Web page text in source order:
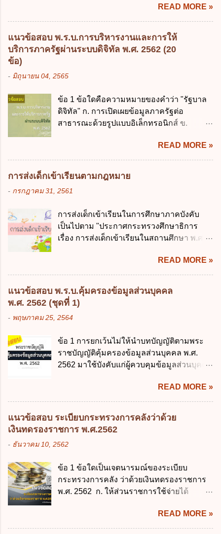
ประมาณ พ.ศ. 2561 2. นายกรัฐมนตรีเป็นผู้
รักษาการตามพระราช บัญญัติวิธีการงบ
ประมาณ พ.ศ. 2561 3. รัฐมนตรีว่าการ
กระทรวงการคลัง เป็นผู้รักษาการตามพระ
โปร่งใสและตรวจสอบได้ ข้อ 4. พระราช
บัญญัติวิธีการงบประมาณ พ.ศ. 2561 บัญญัติ
ให้การบริหา...
เศรษฐกิจ ค. หลักการพัฒนาทางเศรษฐกิจ
อย่างยั่งยืน ง. หลักความเป็นธรรมในสังคม ข้อ
2 สัดส่วนหนี้สาธารณะต่อผลิตภัณฑ์มวลรวม
ในประเทศเพื่อใช้เป็นกรอบในการบริหารหนี้
สาธารณะเป็นไปตามข้อใด ก. ไม่เกินร้อยละ 5
เกินร้อยละ 60 ข้อ 3 กฎหมายว่าด้วยวินัยการ
กฎหมายที่ให้จัดเก็บภาษีอากรหรือค่า
ธรรมเนียมเพิ่มขึ้นจากที่กำหนดไว้ในกฎหมาย
เพื่อการนำไปใช้จ่ายตามวัตถุประสงค์หรือเพื่อ
ข้อใด ก. เป็นไปตามความต้องการของชุมชน
ข. เพื่อป็นรายได้ขององค์กรปกครองส่วนท้อง
ถิ่น ค. มีเหตุจำเป็นหรือเหตุฉุกเฉินที่มิอาจหลีก
ปานกลางที่คณะรัฐมนตรีเห็นชอบแล้วไปใช้
ประกอบการพิจารณาในเรื่องต่อไปนี้ ยกเว้น
ข้อใด ก. การจัดเก็บหรือหารายได้ ข. การ
READ MORE »
แนวข้อสอบ พ.ร.บ.การบริหารงานและการให้
บริการภาครัฐผ่านระบบดิจิทัล พ.ศ. 2562 (20
ข้อ)
- มิถุนายน 04, 2565
ข้อ 1 ข้อใดคือความหมายของคำว่า "รัฐบาล
ดิจิทัล" ก. การเปิดเผยข้อมูลภาครัฐต่อ
สาธารณะด้วยรูปแบบอิเล็กทรอนิกส์ ข.
การบริหารงาน การให้บริการ การบูรณาการ
ข้อมูลภาครัฐ ค. วิธีการนำสัญลักษณ์ศูนย์และ
หนึ่ง เพื่อใช้สร้างระบบต่าง ๆ ง. สำนักงาน
พัฒนารัฐบาลดิจิทัล (องค์การมหาชน) ข้อ 2
การบริหารงานภาครัฐและการจัดทำบริการ
ดังต่อไปนี้ ยกเว้น ข้อใด ก. ให้มีการใช้ระบบ
ดิจิทัลอย่างคุ้มค่าและเต็มศักยภาพ ข. พัฒนา
โครงสร้างพื้นฐานด้านดิจิทัลที่จำเป็นให้เป็นไป
เครือข่ายดิจิทัล ง. เพิ่มประสิทธิภาคในการใช้
จ่ายงบประมาณให้เกิดความคุ้มค่าและเป็นไป
ตามเป้าหมาย ข้อ 3 ข้อใดกล่าวได้ถูกต้องที่สุด
เกี่ยวกับ "แผนพัฒนารัฐบาลดิจิทัล" ก. เป็นธร
รับผิดชอบในการบริหารจัดการข้อมูลของ
หน่วยงานของรัฐ ง. กำหนดกรอบและทิศทาง
การบริหารงานภาครัฐและการจัดทำบริการ
สาธารณะในรูปแบบดิจิทัล ข้อ 4 กรรมการ
พัฒนารัฐบาลดิจิทัลโดยตำแหน่ง ม...
READ MORE »
การส่งเด็กเข้าเรียนตามกฎหมาย
- กรกฎาคม 31, 2561
การส่งเด็กเข้าเรียนในการศึกษาภาคบังคับ
เป็นไปตาม "ประกาศกระทรวงศึกษาธิการ
เรื่อง การส่งเด็กเข้าเรียนในสถานศึกษา พ.ศ.
เรื่อง หลักเกณฑ์และวิธีการปฏิบัติสำหรับผู้ที่
มิใช่ผู้ปกครองซึ่งมีเด็กที่มีอายุในเกณฑ์การ
ศึกษาภาคบังคับอาศัยอยู่" ออกตามความใน
พระราชบัญญัติการศึกษาภาคบังคับ พ.ศ.
2545 ซึ่งเป็นกฎหมายที่มีโทษทางอาญา โดย
มีสาระสำคัญดังนี้ 1. คำว่า "เด็ก" หมายถึง เด็ก
เว้นแต่เด็กที่สอบได้ชั้นปีที่ 9 ของการศึกษา
ภาคบังคับแล้ว 2. ผู้ปกครอง คือ 2.1 บิดา
มารดา 2.2 บิดาหรือมารดา ซึ่งเป็นผู้ใช้
กฎหมายแพ่งและพาณิชย์ 2.4 บุคคลที่เด็ก
อยู่ด้วยเป็นประจำหรือที่เด็กอยู่รับใช้การงาน
3. ผู้ปกครองดังกล่าว มีหน้าที่ ส่งเด็กเข้าเรียน
ในสถานศึกษาในวันแรกของการเปิดเรียนภาค
การเปิดเรียนภาคต้น ถ้าสถานศึกษายังมิไ...
READ MORE »
แนวข้อสอบ พ.ร.บ.คุ้มครองข้อมูลส่วนบุคคล
พ.ศ. 2562 (ชุดที่ 1)
- พฤษภาคม 25, 2564
ข้อ 1 การยกเว้นไม่ให้นำบทบัญญัติตามพระ
ราชบัญญัติคุ้มครองข้อมูลส่วนบุคคล พ.ศ.
2562 มาใช้บังคับแก่ผู้ควบคุมข้อมูลส่วนบุคคล
ข. พระราชกำหนด ค. พระราชกฤษฎีกา ง. กฎ
กระทรวง ข้อ 2 กฎหมายตามข้อ 1 กำหนด
หน่วยงานและกิจการใดที่ผู้ควบคุมข้อมูลส่วน
รัฐทุกแห่ง ข. กิจการด้านการศึกษา ค. กิจการ
ข้อ 3 โดยหลัก ทั่วไป พระราชบัญญัติคุ้มครอง
ข้อมูลส่วนบุคคล พ.ศ. 2562 ใช้บังคับตั้งแต่วัน
ใด ก. 26 พฤษภาคม 2562 ข. 27 พฤษภาคม
พฤษภาคม 2562 ข้อ 4 "บุคคลหรือนิติบุคคล
ซึ่งมีอำนาจหน้าที่ตัดสินใจเกี่ยวกับการเก็บ
READ MORE »
แนวข้อสอบ ระเบียบกระทรวงการคลังว่าด้วย
เงินทดรองราชการ พ.ศ.2562
- ธันวาคม 10, 2562
ข้อ 1 ข้อใดเป็นเจตนารมณ์ของระเบียบ
กระทรวงการคลัง ว่าด้วยเงินทดรองราชการ
พ.ศ. 2562 ก. ให้ส่วนราชการใช้จ่ายได้
ส่วนราชการมีเงินทดรองราชการเพื่อรองจ่าย
ตามข้อผูกพันในการกู้เงินจากต่างประเทศ ค.
READ MORE »